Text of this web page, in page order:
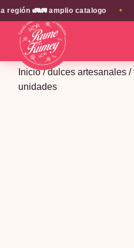
🚛🚛 amplio catalogo ✦ 🎉
Inicio/dulces artesanales /
unidades